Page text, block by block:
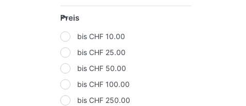
Ross-Tech
ScanTool
Texa
WGSoft
Preis
bis CHF 10.00
bis CHF 25.00
bis CHF 50.00
bis CHF 100.00
bis CHF 250.00